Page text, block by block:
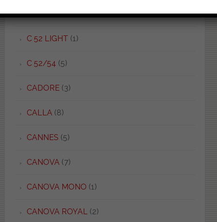
BRIO(3)
C 52 LIGHT (1)
C 52/54 (5)
CADORE(3)
CALLA(8)
CANNES (5)
CANOVA(7)
CANOVA MONO (1)
CANOVA ROYAL(2)